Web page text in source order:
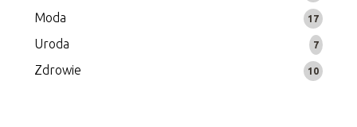
Moda 17
Uroda 7
Zdrowie 10